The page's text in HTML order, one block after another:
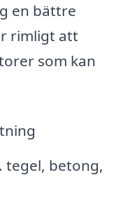
en bättre
rimligt att
som kan
tegel, betong,